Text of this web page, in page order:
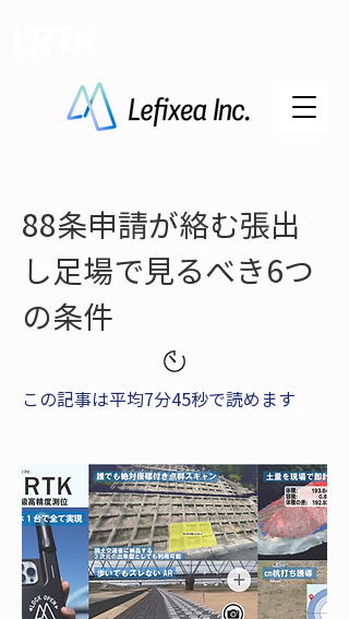
88条申請が絡む張出
し足場で見るべき6つ
の条件
この記事は平均7分45秒で読めます